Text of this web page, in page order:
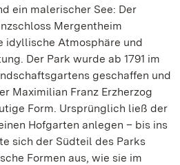
ein malerischer See: Der
Mergentheim
idyllische Atmosphäre und
Der Park wurde ab 1791 im
geschaffen und
Maximilian Franz Erzherzog
Form. Ursprünglich ließ der
Hofgarten anlegen – bis ins
sich der Südteil des Parks
Formen aus, wie sie im